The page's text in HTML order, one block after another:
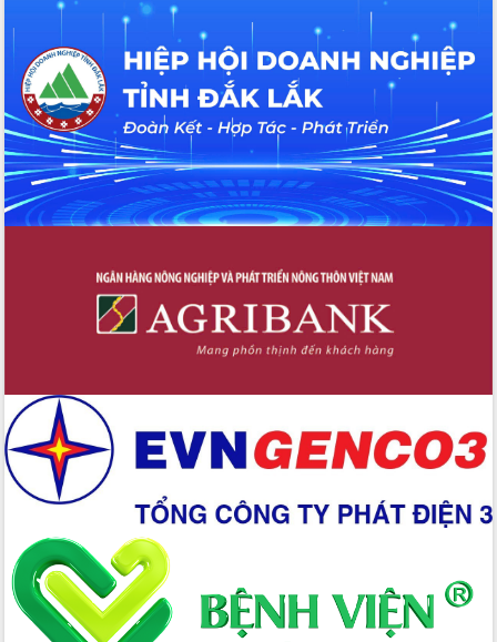
du khách thông qua Hệ thống cơ sở dữ
Tập huấn ứng dụng trí tuệ nhân tạo (AI)
trong thương mại điện tử năm 2026
Đoàn đại biểu Quốc hội tỉnh Đắk Lắk
trao đổi thông tin trước Kỳ họp thứ
nhất, Quốc hội khóa XVI
Quyết liệt cải cách hành chính, khơi
thông nguồn lực phát triển
Xã Ea Phê gắn cải cách hành chính với
Phó Chủ tịch Thường trực UBND tỉnh
Hồ Thị Nguyên Thảo làm việc tại Trung
Phê
Xây dựng nền hành chính số đồng
hành cùng nông dân dân, doanh nghiệp
Giai đoạn 2026-2030, Đắk Lắk phấn
đấu có 77% xã đạt chuẩn nông thôn
Chuyển đổi số 'mở đường' cho nông
nghiệp Đắk Lắk tăng trưởng bứt phá
Triển khai đồng bộ đo đạc, lập hồ sơ
địa chính, hoàn thiện cơ sở dữ liệu đất